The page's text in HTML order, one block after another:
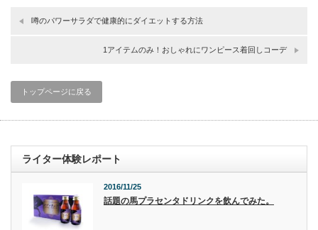
噂のパワーサラダで健康的にダイエットする方法
1アイテムのみ！おしゃれにワンピース着回しコーデ
トップページに戻る
ライター体験レポート
2016/11/25
話題の馬プラセンタドリンクを飲んでみた。